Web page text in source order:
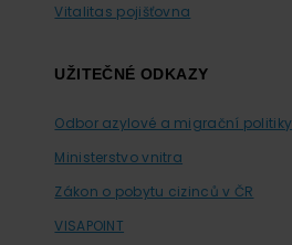
Vitalitas pojišťovna
UŽITEČNÉ ODKAZY
Odbor azylové a migrační politiky
Ministerstvo vnitra
Zákon o pobytu cizinců v ČR
VISAPOINT